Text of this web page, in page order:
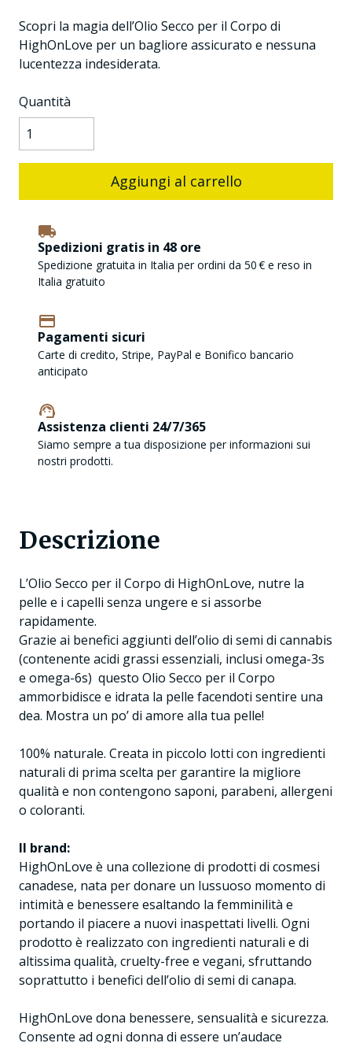
Scopri la magia dell’Olio Secco per il Corpo di
HighOnLove per un bagliore assicurato e nessuna
lucentezza indesiderata.
Quantità
Aggiungi al carrello
Spedizioni gratis in 48 ore
Spedizione gratuita in Italia per ordini da 50 € e reso in
Italia gratuito
Pagamenti sicuri
Carte di credito, Stripe, PayPal e Bonifico bancario
anticipato
Assistenza clienti 24/7/365
Siamo sempre a tua disposizione per informazioni sui
nostri prodotti.
Descrizione
L’Olio Secco per il Corpo di HighOnLove, nutre la
pelle e i capelli senza ungere e si assorbe
rapidamente.
Grazie ai benefici aggiunti dell’olio di semi di cannabis
(contenente acidi grassi essenziali, inclusi omega-3s
e omega-6s) questo Olio Secco per il Corpo
ammorbidisce e idrata la pelle facendoti sentire una
dea. Mostra un po’ di amore alla tua pelle!
100% naturale. Creata in piccolo lotti con ingredienti
naturali di prima scelta per garantire la migliore
qualità e non contengono saponi, parabeni, allergeni
o coloranti.
Il brand:
HighOnLove è una collezione di prodotti di cosmesi
canadese, nata per donare un lussuoso momento di
intimità e benessere esaltando la femminilità e
portando il piacere a nuovi inaspettati livelli. Ogni
prodotto è realizzato con ingredienti naturali e di
altissima qualità, cruelty-free e vegani, sfruttando
soprattutto i benefici dell’olio di semi di canapa.
HighOnLove dona benessere, sensualità e sicurezza.
Consente ad ogni donna di essere un’audace